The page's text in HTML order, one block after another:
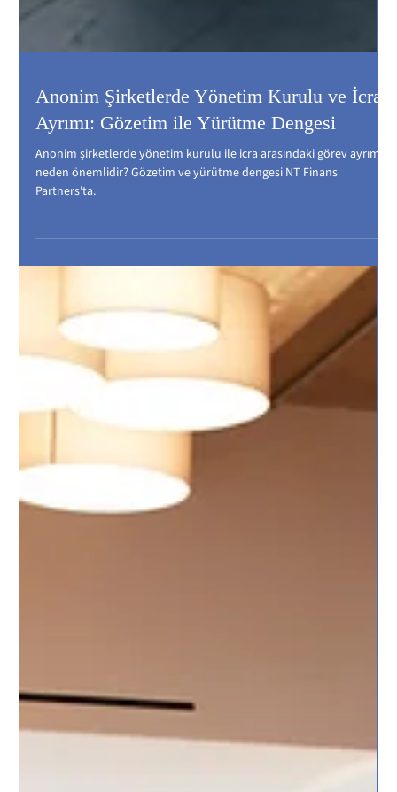
Anonim Şirketlerde Yönetim Kurulu ve İcra
Ayrımı: Gözetim ile Yürütme Dengesi
Anonim şirketlerde yönetim kurulu ile icra arasındaki görev ayrımı
neden önemlidir? Gözetim ve yürütme dengesi NT Finans
Partners'ta.